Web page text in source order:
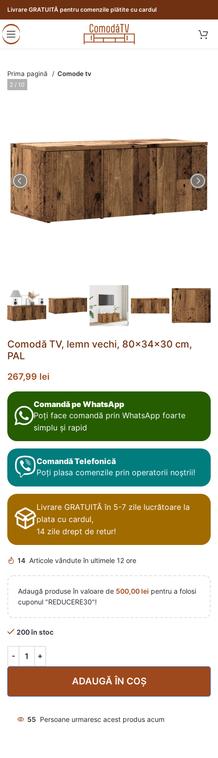
Livrare GRATUITĂ pentru comenzile plătite cu cardul
Prima pagină Comode tv
2 / 10
Comodă TV, lemn vechi, 80x34x30 cm,
PAL
267,99 lei
Comandă pe WhatsApp
Poți face comandă prin WhatsApp foarte
simplu și rapid
Comandă Telefonică
Poți plasa comenzile prin operatorii noștrii!
Livrare GRATUITĂ în 5-7 zile lucrătoare la
plata cu cardul,
14 zile drept de retur!
14 Articole vândute în ultimele 12 ore
Adaugă produse în valoare de 500,00 lei pentru a folosi
cuponul "REDUCERE30"!
200 în stoc
ADAUGĂ ÎN COȘ
55 Persoane urmaresc acest produs acum